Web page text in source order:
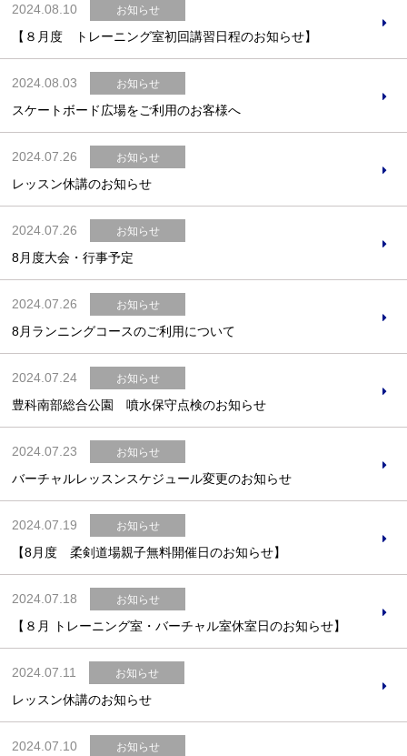
2024.08.10 お知らせ
【８月度 トレーニング室初回講習日程のお知らせ】
2024.08.03 お知らせ
スケートボード広場をご利用のお客様へ
2024.07.26 お知らせ
レッスン休講のお知らせ
2024.07.26 お知らせ
8月度大会・行事予定
2024.07.26 お知らせ
8月ランニングコースのご利用について
2024.07.24 お知らせ
豊科南部総合公園 噴水保守点検のお知らせ
2024.07.23 お知らせ
バーチャルレッスンスケジュール変更のお知らせ
2024.07.19 お知らせ
【8月度 柔剣道場親子無料開催日のお知らせ】
2024.07.18 お知らせ
【８月 トレーニング室・バーチャル室休室日のお知らせ】
2024.07.11 お知らせ
レッスン休講のお知らせ
2024.07.10 お知らせ